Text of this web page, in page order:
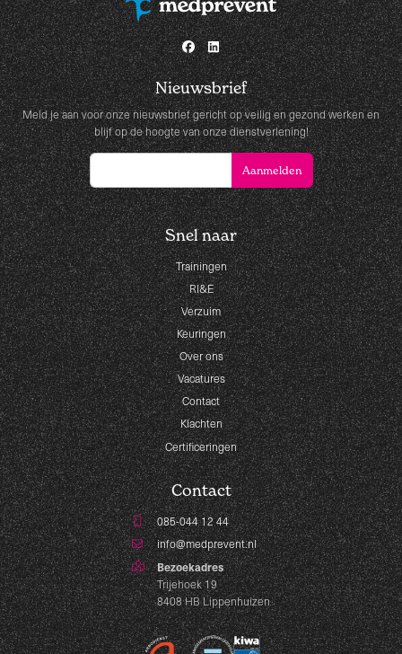
Nieuwsbrief
Meld je aan voor onze nieuwsbrief gericht op veilig en gezond werken en
blijf op de hoogte van onze dienstverlening!
Snel naar
Trainingen
RI&E
Verzuim
Keuringen
Over ons
Vacatures
Contact
Klachten
Certificeringen
Contact
085-044 12 44
info@medprevent.nl
Bezoekadres
Trijehoek 19
8408 HB Lippenhuizen